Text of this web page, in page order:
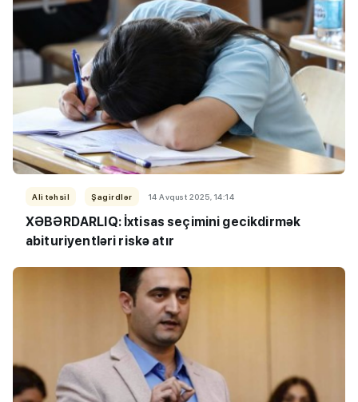
Ali təhsil Şagirdlər 14 Avqust 2025, 14:14
XƏBƏRDARLIQ: İxtisas seçimini gecikdirmək
abituriyentləri riskə atır